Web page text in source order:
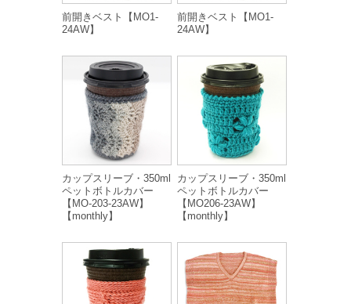
前開きベスト【MO1-
24AW】
前開きベスト【MO1-
24AW】
カップスリーブ・350ml
ペットボトルカバー
【MO-203-23AW】
【monthly】
カップスリーブ・350ml
ペットボトルカバー
【MO206-23AW】
【monthly】